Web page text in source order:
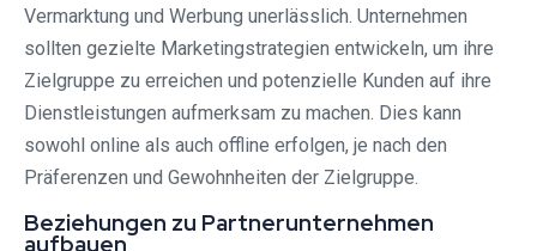
Vermarktung und Werbung unerlässlich. Unternehmen
sollten gezielte Marketingstrategien entwickeln, um ihre
Zielgruppe zu erreichen und potenzielle Kunden auf ihre
Dienstleistungen aufmerksam zu machen. Dies kann
sowohl online als auch offline erfolgen, je nach den
Präferenzen und Gewohnheiten der Zielgruppe.
Beziehungen zu Partnerunternehmen
aufbauen